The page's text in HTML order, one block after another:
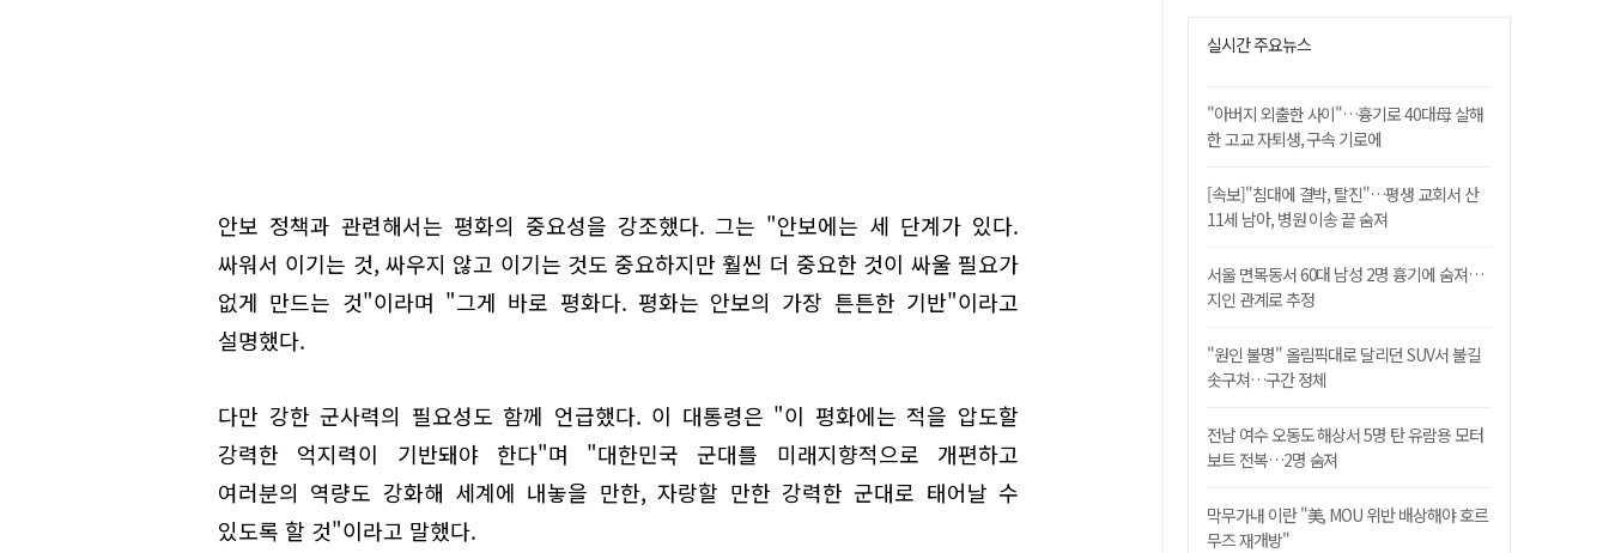
안보 정책과 관련해서는 평화의 중요성을 강조했다. 그는 "안보에는 세 단계가 있다.
싸워서 이기는 것, 싸우지 않고 이기는 것도 중요하지만 훨씬 더 중요한 것이 싸울 필요가
없게 만드는 것"이라며 "그게 바로 평화다. 평화는 안보의 가장 튼튼한 기반"이라고
설명했다.
다만 강한 군사력의 필요성도 함께 언급했다. 이 대통령은 "이 평화에는 적을 압도할
강력한 억지력이 기반돼야 한다"며 "대한민국 군대를 미래지향적으로 개편하고
여러분의 역량도 강화해 세계에 내놓을 만한, 자랑할 만한 강력한 군대로 태어날 수
있도록 할 것"이라고 말했다.
실시간 주요뉴스
"아버지 외출한 사이"…흉기로 40대母 살해
한 고교 자퇴생, 구속 기로에
[속보]"침대에 결박, 탈진"…평생 교회서 산
11세 남아, 병원 이송 끝 숨져
서울 면목동서 60대 남성 2명 흉기에 숨져…
지인 관계로 추정
"원인 불명" 올림픽대로 달리던 SUV서 불길
솟구쳐…구간 정체
전남 여수 오동도 해상서 5명 탄 유람용 모터
보트 전복…2명 숨져
막무가내 이란 "美, MOU 위반 배상해야 호르
무즈 재개방"